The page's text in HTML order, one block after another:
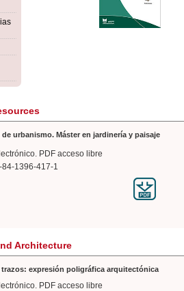
urbanismo. Máster en jardinería y paisaje
PDF acceso libre
84-1396-417-1
Architecture
trazos: expresión poligráfica arquitectónica
PDF acceso libre